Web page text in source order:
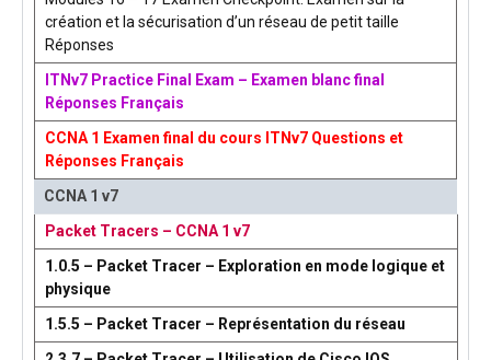
création et la sécurisation d’un réseau de petit taille
Réponses
ITNv7 Practice Final Exam – Examen blanc final
Réponses Français
CCNA 1 Examen final du cours ITNv7 Questions et
Réponses Français
CCNA 1 v7
Packet Tracers – CCNA 1 v7
1.0.5 – Packet Tracer – Exploration en mode logique et
physique
1.5.5 – Packet Tracer – Représentation du réseau